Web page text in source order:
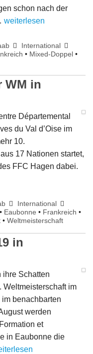
schon nach der
weiterlesen
International
• Mixed-Doppel •
WM in
Départemental
du Val d’Oise im
10.
17 Nationen startet,
FFC Hagen dabei.
International
• Eaubonne • Frankreich •
• Weltmeisterschaft
in
Schatten
Weltmeisterschaft im
benachbarten
werden
et
in Eaubonne die